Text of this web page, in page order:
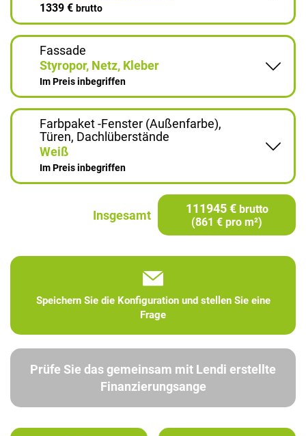
1339 € brutto
Fassade
Styropor, Netz, Kleber
Im Preis inbegriffen
Farbpaket -Fenster (Außenfarbe),
Türen, Dachlüberstände
Weiß
Im Preis inbegriffen
Insgesamt 111945 € brutto
(861 € pro m²)
Speichern Sie die Konfiguration und stellen Sie eine
Frage
Prüfe Sie das gemeinsam mit Lendi erstellte
Finanzierungsange